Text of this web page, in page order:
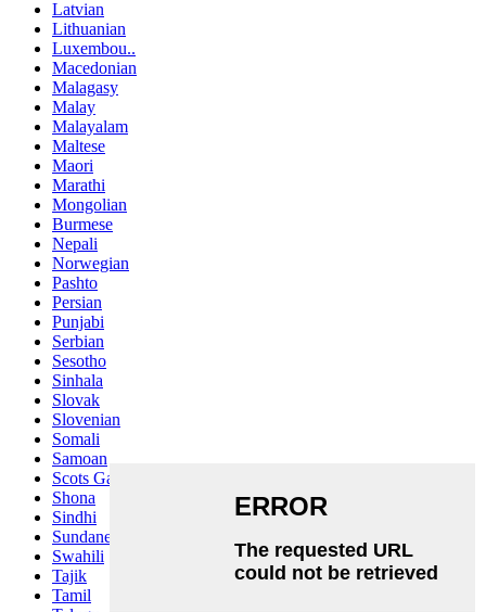
Latvian
Lithuanian
Luxembou..
Macedonian
Malagasy
Malay
Malayalam
Maltese
Maori
Marathi
Mongolian
Burmese
Nepali
Norwegian
Pashto
Persian
Punjabi
Serbian
Sesotho
Sinhala
Slovak
Slovenian
Somali
Samoan
Scots Gaelic
Shona
Sindhi
Sundanese
Swahili
Tajik
Tamil